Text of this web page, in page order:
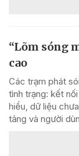
“Lõm sóng
cao
Các trạm phát
tình trạng: kết
hiểu, dữ liệu
tảng và người